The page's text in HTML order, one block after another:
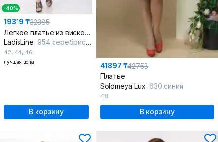
-40%
19319 ₸32385
Легкое платье из вискозы и трикотажа с металлизированным напылением
LadisLine 954 серебристый
42, 44, 46
лучшая цена
В корзину
41897 ₸42758
Платье
Solomeya Lux 630 синий
48
В корзину